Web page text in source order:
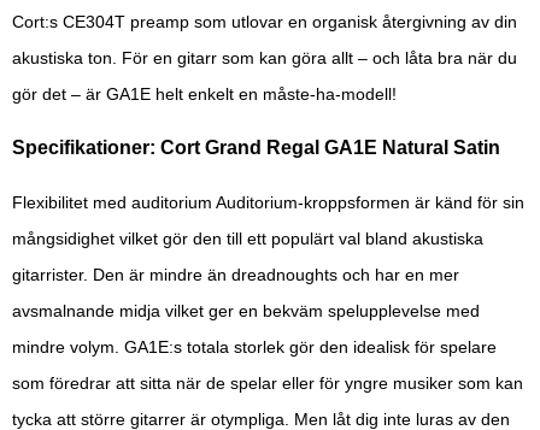
Cort:s CE304T preamp som utlovar en organisk återgivning av din
akustiska ton. För en gitarr som kan göra allt – och låta bra när du
gör det – är GA1E helt enkelt en måste-ha-modell!
Specifikationer: Cort Grand Regal GA1E Natural Satin
Flexibilitet med auditorium Auditorium-kroppsformen är känd för sin
mångsidighet vilket gör den till ett populärt val bland akustiska
gitarrister. Den är mindre än dreadnoughts och har en mer
avsmalnande midja vilket ger en bekväm spelupplevelse med
mindre volym. GA1E:s totala storlek gör den idealisk för spelare
som föredrar att sitta när de spelar eller för yngre musiker som kan
tycka att större gitarrer är otympliga. Men låt dig inte luras av den